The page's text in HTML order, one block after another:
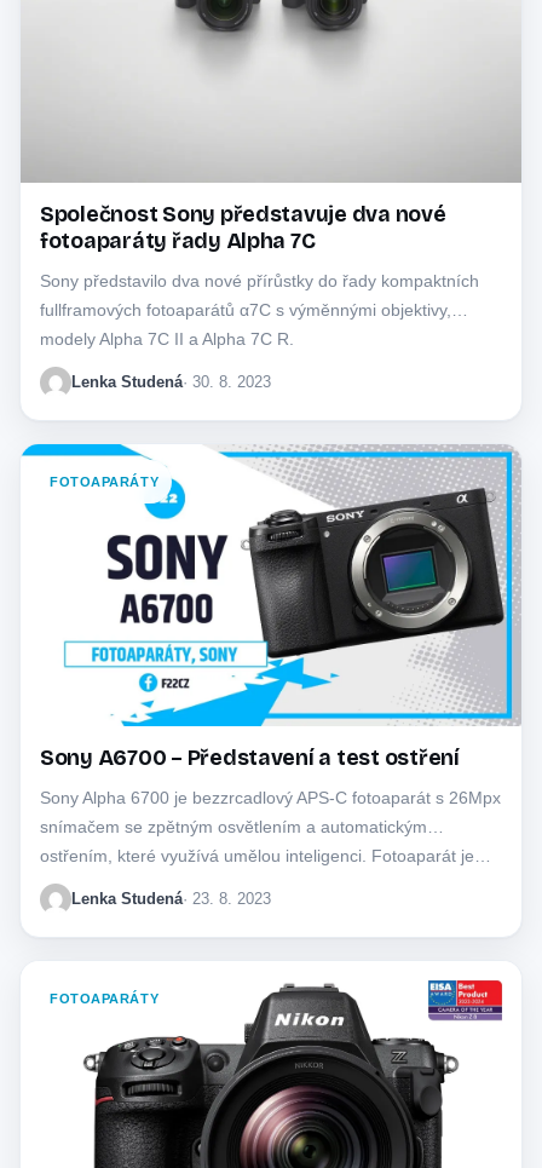
Společnost Sony představuje dva nové
fotoaparáty řady Alpha 7C
Sony představilo dva nové přírůstky do řady kompaktních
fullframových fotoaparátů α7C s výměnnými objektivy,
modely Alpha 7C II a Alpha 7C R.
Lenka Studená· 30. 8. 2023
FOTOAPARÁTY
Sony A6700 – Představení a test ostření
Sony Alpha 6700 je bezzrcadlový APS-C fotoaparát s 26Mpx
snímačem se zpětným osvětlením a automatickým
ostřením, které využívá umělou inteligenci. Fotoaparát je…
Lenka Studená· 23. 8. 2023
FOTOAPARÁTY